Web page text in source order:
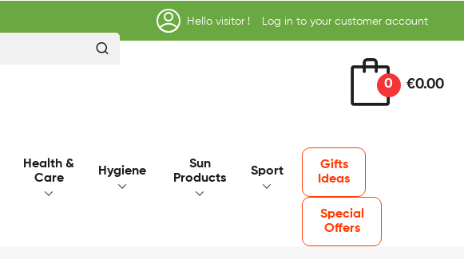
Hello visitor ! Log in to your customer account
0 €0.00
Health &
Care
Hygiene
Sun
Products
Sport
Gifts
Ideas
Special
Offers